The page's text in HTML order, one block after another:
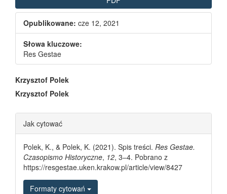
Opublikowane: cze 12, 2021
Słowa kluczowe:
Res Gestae
Main Article Content
Krzysztof Polek
Krzysztof Polek
Article Details
Jak cytować
Polek, K., & Polek, K. (2021). Spis treści. Res Gestae.
Czasopismo Historyczne, 12, 3–4. Pobrano z
https://resgestae.uken.krakow.pl/article/view/8427
Formaty cytowań